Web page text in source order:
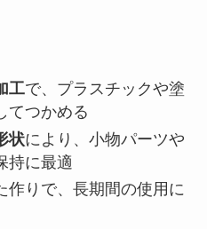
工で、プラスチックや塗
てつかめる
状により、小物パーツや
持に最適
作りで、長期間の使用に